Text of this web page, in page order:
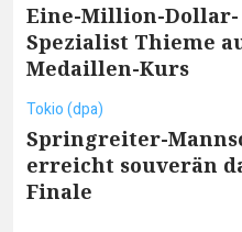
Eine-Million-Dollar-
Spezialist Thieme
Medaillen-Kurs
Tokio (dpa)
Springreiter-
erreicht souverän
Finale